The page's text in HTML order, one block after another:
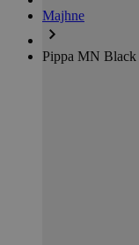
Majhne
Pippa MN Black